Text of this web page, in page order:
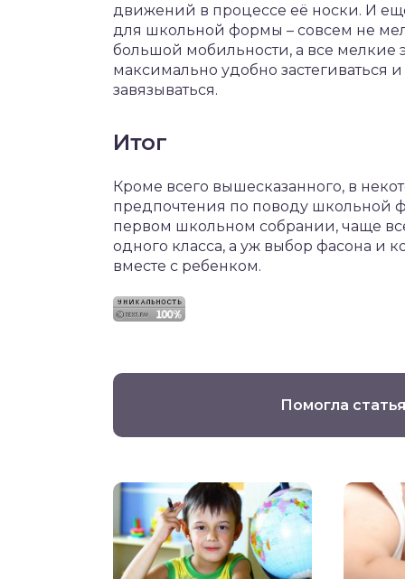
движений в процессе её носки. И
для школьной формы – совсем не
большой мобильности, а все
максимально удобно застегиваться
завязываться.
Итог
Кроме всего вышесказанного, в
предпочтения по поводу школьной
первом школьном собрании, чаще
одного класса, а уж выбор фасона и
вместе с ребенком.
Помогла